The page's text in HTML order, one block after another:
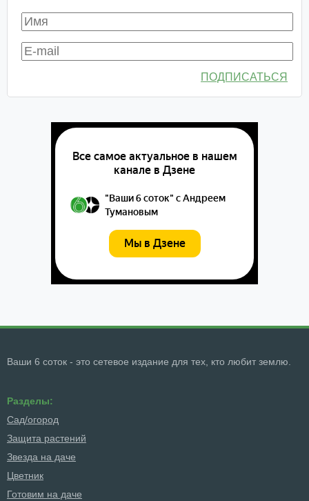
ПОДПИСАТЬСЯ
Ваши 6 соток - это сетевое издание для тех, кто любит землю.
Разделы:
Сад/огород
Защита растений
Звезда на даче
Цветник
Готовим на даче